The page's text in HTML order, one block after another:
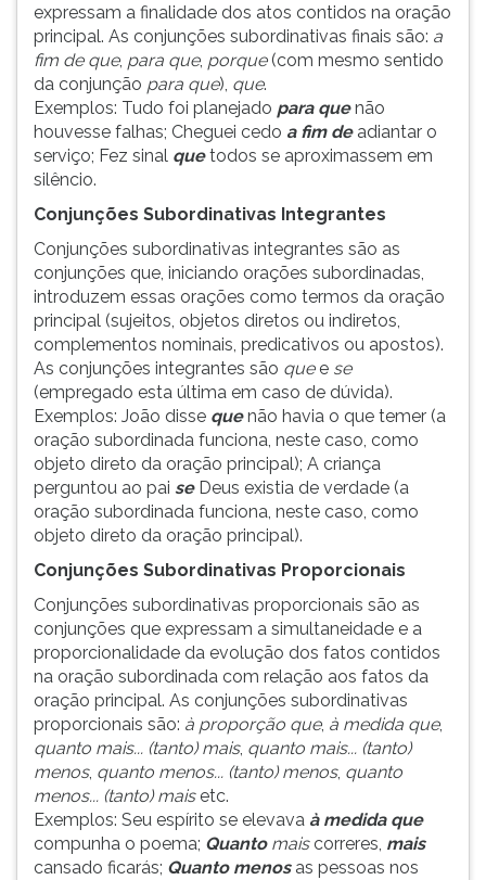
expressam a finalidade dos atos contidos na oração
principal. As conjunções subordinativas finais são: a
fim de que, para que, porque (com mesmo sentido
da conjunção para que), que.
Exemplos: Tudo foi planejado para quenão
houvesse falhas; Cheguei cedo a fim de adiantar o
serviço; Fez sinal quetodos se aproximassem em
silêncio.
Conjunções Subordinativas Integrantes
Conjunções subordinativas integrantes são as
conjunções que, iniciando orações subordinadas,
introduzem essas orações como termos da oração
principal (sujeitos, objetos diretos ou indiretos,
complementos nominais, predicativos ou apostos).
As conjunções integrantes são quee se
(empregado esta última em caso de dúvida).
Exemplos: João disse quenão havia o que temer (a
oração subordinada funciona, neste caso, como
objeto direto da oração principal); A criança
perguntou ao pai se Deus existia de verdade (a
oração subordinada funciona, neste caso, como
objeto direto da oração principal).
Conjunções Subordinativas Proporcionais
Conjunções subordinativas proporcionais são as
conjunções que expressam a simultaneidade e a
proporcionalidade da evolução dos fatos contidos
na oração subordinada com relação aos fatos da
oração principal. As conjunções subordinativas
proporcionais são: à proporção que, à medida que,
quanto mais... (tanto) mais, quanto mais... (tanto)
menos, quanto menos... (tanto) menos, quanto
menos... (tanto) maisetc.
Exemplos: Seu espírito se elevava à medida que
compunha o poema; Quanto maiscorreres, mais
cansado ficarás; Quanto menos as pessoas nos